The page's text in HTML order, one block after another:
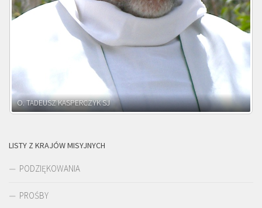
O. ADNRZEJ LEŚNIARA SJ
LISTY Z KRAJÓW MISYJNYCH
PODZIĘKOWANIA
PROŚBY